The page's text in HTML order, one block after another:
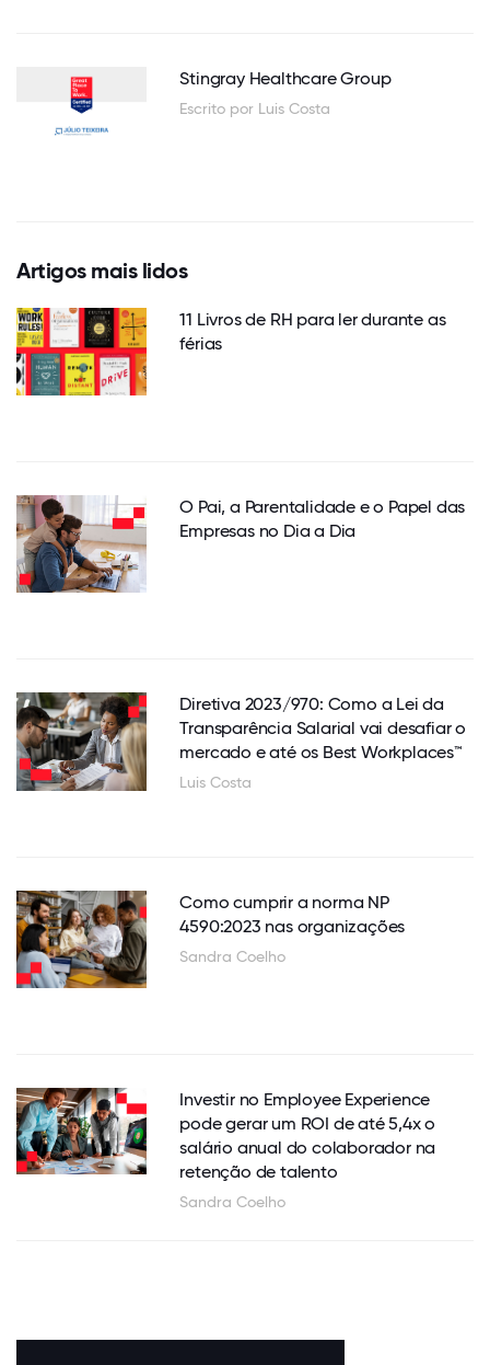
Stingray Healthcare Group
Escrito por Luis Costa
Artigos mais lidos
11 Livros de RH para ler durante as
férias
O Pai, a Parentalidade e o Papel das
Empresas no Dia a Dia
Diretiva 2023/970: Como a Lei da
Transparência Salarial vai desafiar o
mercado e até os Best Workplaces™
Luis Costa
Como cumprir a norma NP
4590:2023 nas organizações
Sandra Coelho
Investir no Employee Experience
pode gerar um ROI de até 5,4x o
salário anual do colaborador na
retenção de talento
Sandra Coelho